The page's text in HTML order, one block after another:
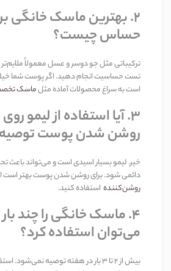
۲.بهترین ماسک خانگی
حساس چیست؟
ترکیباتی مثل جو دوسر و عسل معمولاً ملایم‌تر
تست حساسیت انجام دهید. اگر پوست شما
است به سراغ محصولات آماده مثلماسک
۳.آیا استفاده از لیمو
روشن شدن پوست
خیر. لیمو بسیار اسیدی است و می‌تواند
دائمی شود. برای روشن شدن پوست بهتر است
روشن‌کننده استفاده کنید.
۴.ماسک خانگی را چند
می‌توان استفاده کرد؟
بیش از۲تا۳بار در هفته توصیه نمی‌شود.